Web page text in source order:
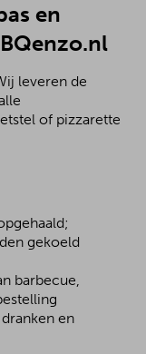
en
leveren de
of pizzarette
gekoeld
barbecue,
en